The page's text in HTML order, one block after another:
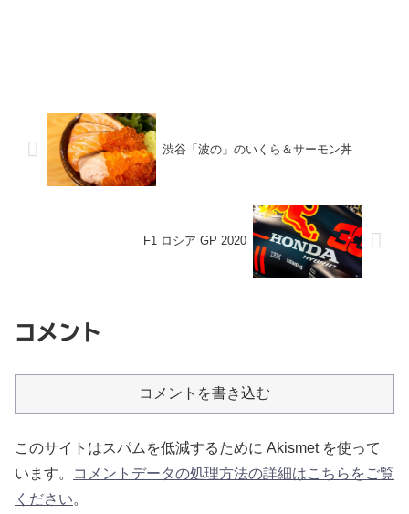
渋谷「波の」のいくら＆サーモン丼
F1 ロシア GP 2020
コメント
コメントを書き込む
このサイトはスパムを低減するために Akismet を使って
います。
コメントデータの処理方法の詳細はこちらをご覧
ください。